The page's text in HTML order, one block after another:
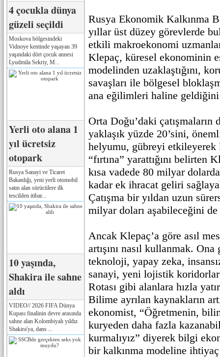
4 çocukla dünya
güzeli seçildi
Moskova bölgesindeki
Vidnoye kentinde yaşayan 39
yaşındaki dört çocuk annesi
Lyudmila Sekriy, M...
Yerli oto alana 1
yıl ücretsiz
otopark
Rusya Sanayi ve Ticaret
Bakanlığı, yeni yerli otomobil
satın alan sürücülere ilk
tescilden itibar...
10 yaşında,
Shakira ile sahne
aldı
VIDEO// 2026 FIFA Dünya
Kupası finalinin devre arasında
sahne alan Kolombiyalı yıldız
Shakira'ya, dans ...
Rusya Ekonomik Kalkınma
yıllar üst düzey görevlerde
etkili makroekonomi
Klepaç, küresel ekonominin
modelinden uzaklaştığını,
savaşları ile bölgesel
ana eğilimleri haline
Orta Doğu’daki çatışmaların
yaklaşık yüzde 20’sini,
helyumu, gübreyi
“fırtına” yarattığını belirten
kısa vadede 80 milyar
kadar ek ihracat geliri
Çatışma bir yıldan uzun
milyar doları aşabileceğini
Ancak Klepaç’a göre asıl
artışını nasıl kullanmak.
teknoloji, yapay zeka,
sanayi, yeni lojistik
Rotası gibi alanlara hızla
Bilime ayrılan kaynakların
ekonomist, “Öğretmenin,
kuryeden daha fazla
kurmalıyız” diyerek bilgi
bir kalkınma modeline